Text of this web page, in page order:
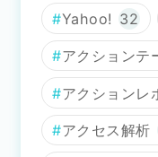
Yahoo! 32
アクションテ
アクションレ
アクセス解析